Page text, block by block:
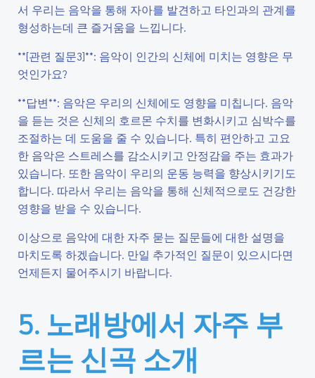
서 우리는 음악을 통해 자아를 발견하고 타인과의 관계를
형성하는데 큰 즐거움을 느낍니다.
**[관련 질문3]**: 음악이 인간의 신체에 미치는 영향은 무
엇인가요?
**답변**: 음악은 우리의 신체에도 영향을 미칩니다. 음악
을 듣는 것은 신체의 호르몬 수치를 변화시키고 심박수를
조절하는 데 도움을 줄 수 있습니다. 특히 편안하고 고요
한 음악은 스트레스를 감소시키고 안정감을 주는 효과가
있습니다. 또한 음악이 우리의 운동 능력을 향상시키기도
합니다. 따라서 우리는 음악을 통해 신체적으로도 건강한
영향을 받을 수 있습니다.
이상으로 음악에 대한 자주 묻는 질문들에 대한 설명을
마치도록 하겠습니다. 만일 추가적인 질문이 있으시다면
언제든지 물어주시기 바랍니다.
5. 노래방에서 자주 부
르는 신곡 소개